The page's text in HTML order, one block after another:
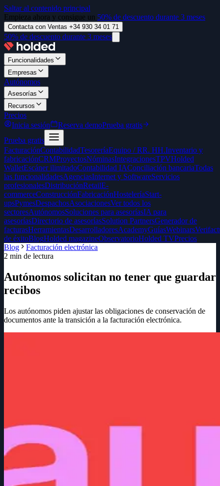
Saltar al contenido principal
Empieza ahora y consigue un 50% de descuento durante 3 meses
Contacta con Ventas +34 930 34 01 71
50% de descuento durante 3 meses
Funcionalidades
Empresas
Autónomos
Asesorías
Recursos
Precios
Inicia sesión
Reserva demoPrueba gratis
Prueba gratis
FacturaciónContabilidadTesoreríaEquipo / RR. HH.Inventario y
fabricaciónCRMProyectosNóminasIntegracionesTPVHolded
WalletEscáner ilimitadoContabilidad IAConciliación bancariaTodas
las funcionalidadesAgenciasInternet y SoftwareServicios
profesionalesDistribuciónRetailE-
commerceConstrucciónFabricaciónHosteleríaStart-
upsPymesDespachosAsociacionesVer todos los
sectoresAutónomosSoluciones para asesoríasIA para
asesoríasDirectorio de asesoríasSolution PartnersGenerador de
facturasHerramientasDesarrolladoresAcademyGuíasWebinars
de éxitoBlogHolded magazineObservatorioHolded TVPrecios
Blog
Facturación electrónica
2 min de lectura
Autónomos solicitan no tener que guardar
recibos
Los autónomos piden ajustar las obligaciones de conservación de
documentos ante la transición a la facturación electrónica.